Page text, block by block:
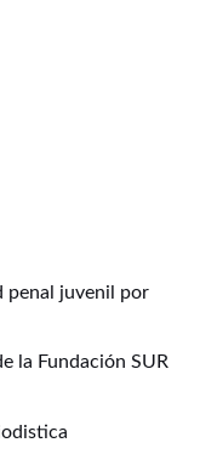
penal juvenil por
la Fundación SUR